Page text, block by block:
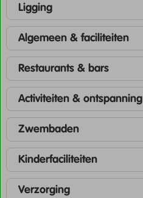
Ligging
Algemeen & faciliteiten
Restaurants & bars
Activiteiten & ontspanning
Zwembaden
Kinderfaciliteiten
Verzorging